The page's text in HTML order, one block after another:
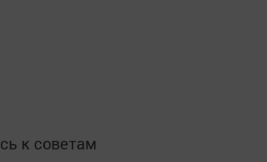
к советам